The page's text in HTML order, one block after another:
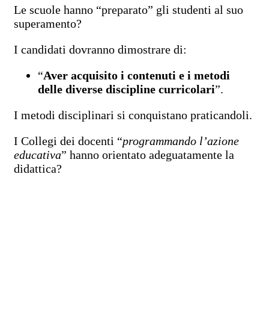
Le scuole hanno “preparato” gli studenti al suo
superamento?
I candidati dovranno dimostrare di:
“Aver acquisito i contenuti e i metodi
delle diverse discipline curricolari”.
I metodi disciplinari si conquistano praticandoli.
I Collegi dei docenti “programmando l’azione
educativa” hanno orientato adeguatamente la
didattica?